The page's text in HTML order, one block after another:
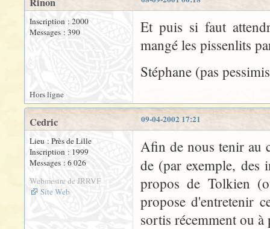
Inscription : 2000
Messages : 390
Et puis si faut
mangé les pissenlits
Stéphane (pas
Hors ligne
09-04-2002 17:21
Cedric
Lieu : Près de Lille
Inscription : 1999
Messages : 6 026
Webmestre de JRRVF
Site Web
Afin de nous tenir au
de (par exemple, des
propos de Tolkien
propose d'entretenir
sortis récemment ou à